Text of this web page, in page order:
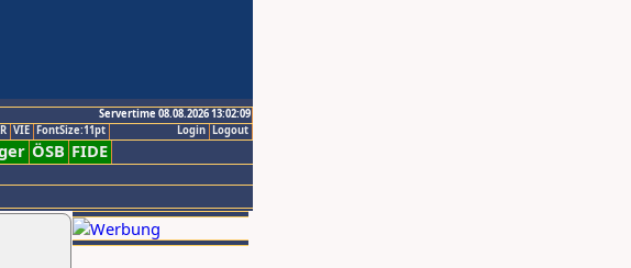
Servertime 08.08.2026 13:02:09
Logout
Login
VIE FontSize:11pt
ÖSB FIDE